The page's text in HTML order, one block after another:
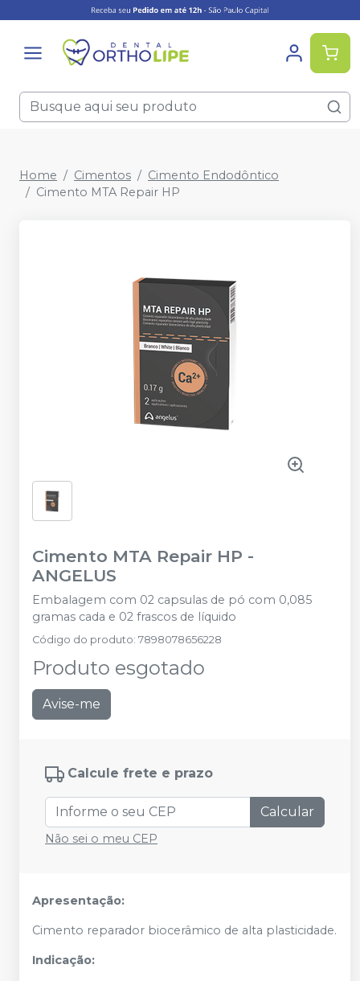
Home Cimentos
Cimento Endodôntico
Cimento MTA Repair HP
Cimento MTA Repair HP -
ANGELUS
Embalagem com 02 capsulas de pó com 0,085
gramas cada e 02 frascos de líquido
Código do produto: 7898078656228
Produto esgotado
Avise-me
Calcule frete e prazo
Calcular
Não sei o meu CEP
Apresentação:
Cimento reparador biocerâmico de alta plasticidade.
Indicação: